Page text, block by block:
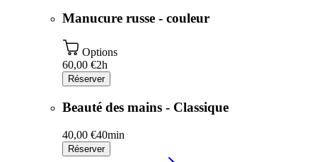
Manucure russe - couleur
Options
60,00 €2h
Réserver
Beauté des mains - Classique
40,00 €40min
Réserver